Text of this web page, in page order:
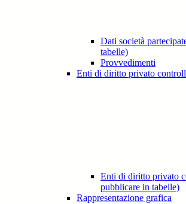
Dati società
tabelle)
Provvedimenti
Enti di diritto privato
Enti di diritto privato
pubblicare in tabelle)
Rappresentazione grafica